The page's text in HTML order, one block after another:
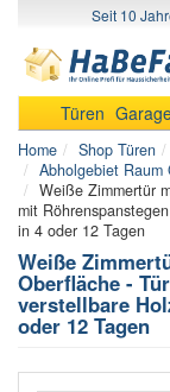
Seit 10
Türen
Home Shop Türen
Abholgebiet Raum
Weiße Zimmertür
mit
in 4 oder 12 Tagen
Weiße
Oberfläche -
verstellbare
oder 12 Tagen